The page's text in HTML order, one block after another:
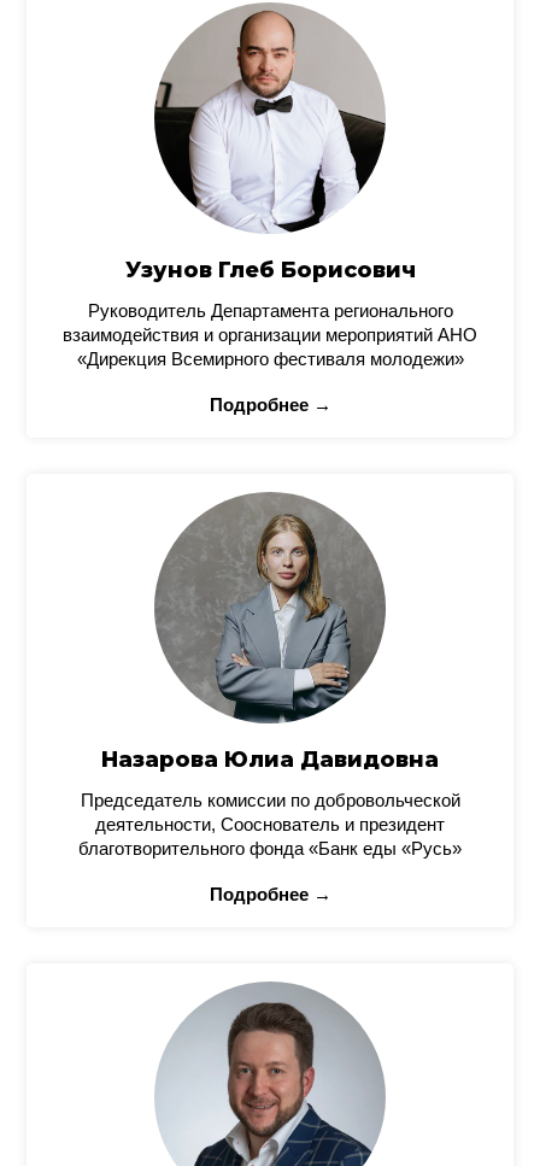
Узунов Глеб Борисович
Руководитель Департамента регионального
взаимодействия и организации мероприятий АНО
«Дирекция Всемирного фестиваля молодежи»
Подробнее →
Назарова Юлиа Давидовна
Председатель комиссии по добровольческой
деятельности, Сооснователь и президент
благотворительного фонда «Банк еды «Русь»
Подробнее →